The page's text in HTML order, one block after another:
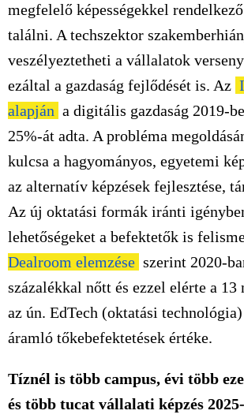
megfelelő képességekkel
találni. A techszektor
veszélyeztetheti a vállalatok
ezáltal a gazdaság fejlődését is. Az
alapján a digitális gazdaság 2019-
25%-át adta. A probléma
kulcsa a hagyományos, egyetemi
az alternatív képzések fejlesztése,
Az új oktatási formák iránti
lehetőségeket a befektetők is
Dealroom elemzése szerint 2020-
százalékkal nőtt és ezzel elérte a
az ún. EdTech (oktatási
áramló tőkebefektetések értéke.
Tíznél is több campus, évi több
és több tucat vállalati képzés